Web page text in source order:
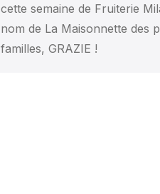
cette semaine de Fruiterie
nom de La Maisonnette des
familles, GRAZIE !